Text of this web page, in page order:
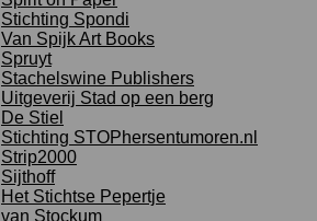
Stichting Spondi
Van Spijk Art Books
Spruyt
Stachelswine Publishers
Uitgeverij Stad op een berg
De Stiel
Stichting STOPhersentumoren.nl
Strip2000
Sijthoff
Het Stichtse Pepertje
van Stockum